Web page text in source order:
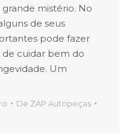
mistério. No
de seus
pode fazer
de cuidar bem do
Um
De ZAP Autopeças